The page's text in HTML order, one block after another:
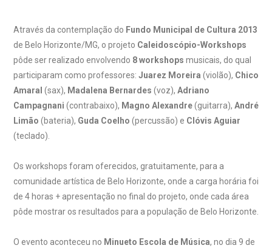
Através da contemplação do Fundo Municipal de Cultura 2013
de Belo Horizonte/MG, o projeto Caleidoscópio-Workshops
pôde ser realizado envolvendo 8 workshops musicais, do qual
participaram como professores: Juarez Moreira (violão), Chico
Amaral (sax), Madalena Bernardes (voz), Adriano
Campagnani (contrabaixo), Magno Alexandre(guitarra), André
Limão (bateria), Guda Coelho (percussão) e Clóvis Aguiar
(teclado).
Os workshops foram oferecidos, gratuitamente, para a
comunidade artística de Belo Horizonte, onde a carga horária foi
de 4 horas + apresentação no final do projeto, onde cada área
pôde mostrar os resultados para a população de Belo Horizonte.
O evento aconteceu no Minueto Escola de Música, no dia 9 de